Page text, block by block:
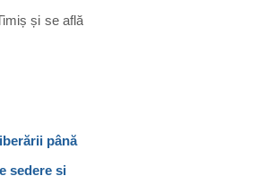
și se află
până
ședere și